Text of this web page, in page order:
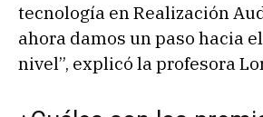
tecnología en Realización
ahora damos un paso hacia
nivel”, explicó la profesora